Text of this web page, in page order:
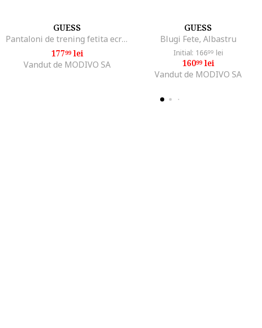
GUESS
Pantaloni de trening fetita ecru,
17799lei
Vandut de MODIVO SA
GUESS
Blugi Fete, Albastru
Initial: 16699 lei
16099lei
Vandut de MODIVO SA